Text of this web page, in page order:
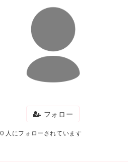
フォロー
0 人にフォローされています